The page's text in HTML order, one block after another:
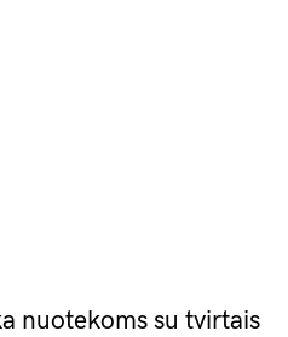
nuotekoms su tvirtais